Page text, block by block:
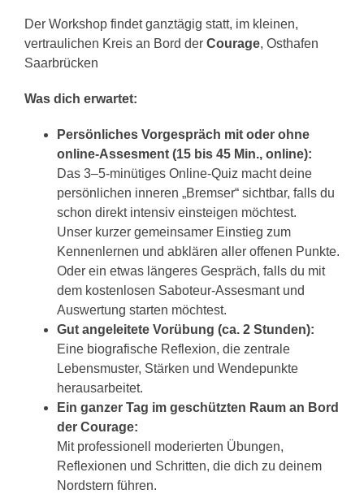
Der Workshop findet ganztägig statt, im kleinen,
vertraulichen Kreis an Bord der Courage, Osthafen
Saarbrücken
Was dich erwartet:
Persönliches Vorgespräch mit oder ohne
online-Assesment (15 bis 45 Min., online):
Das 3–5-minütiges Online-Quiz macht deine
persönlichen inneren „Bremser“ sichtbar, falls du
schon direkt intensiv einsteigen möchtest.
Unser kurzer gemeinsamer Einstieg zum
Kennenlernen und abklären aller offenen Punkte.
Oder ein etwas längeres Gespräch, falls du mit
dem kostenlosen Saboteur-Assesmant und
Auswertung starten möchtest.
Gut angeleitete Vorübung (ca. 2 Stunden):
Eine biografische Reflexion, die zentrale
Lebensmuster, Stärken und Wendepunkte
herausarbeitet.
Ein ganzer Tag im geschützten Raum an Bord
der Courage:
Mit professionell moderierten Übungen,
Reflexionen und Schritten, die dich zu deinem
Nordstern führen.